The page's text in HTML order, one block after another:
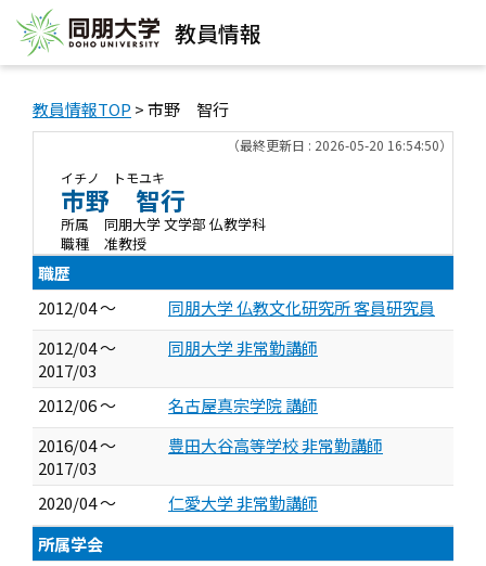
教員情報
教員情報TOP > 市野 智行
（最終更新日 : 2026-05-20 16:54:50）
イチノ トモユキ
市野 智行
所属
同朋大学 文学部 仏教学科
職種
准教授
職歴
2012/04 ～
同朋大学 仏教文化研究所 客員研究員
2012/04 ～
2017/03
同朋大学 非常勤講師
2012/06 ～
名古屋真宗学院 講師
2016/04 ～
2017/03
豊田大谷高等学校 非常勤講師
2020/04 ～
仁愛大学 非常勤講師
所属学会